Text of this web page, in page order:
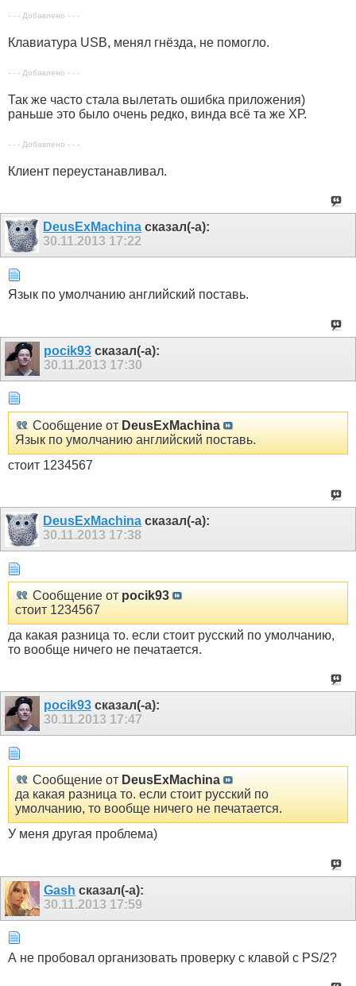
- - - Добавлено - - -
Клавиатура USB, менял гнёзда, не помогло.
- - - Добавлено - - -
Так же часто стала вылетать ошибка приложения)
раньше это было очень редко, винда всё та же ХР.
- - - Добавлено - - -
Клиент переустанавливал.
DeusExMachina сказал(-а):
30.11.2013 17:22
Язык по умолчанию английский поставь.
pocik93 сказал(-а):
30.11.2013 17:30
Сообщение от DeusExMachina
Язык по умолчанию английский поставь.
стоит 1234567
DeusExMachina сказал(-а):
30.11.2013 17:38
Сообщение от pocik93
стоит 1234567
да какая разница то. если стоит русский по умолчанию,
то вообще ничего не печатается.
pocik93 сказал(-а):
30.11.2013 17:47
Сообщение от DeusExMachina
да какая разница то. если стоит русский по
умолчанию, то вообще ничего не печатается.
У меня другая проблема)
Gash сказал(-а):
30.11.2013 17:59
А не пробовал организовать проверку с клавой с PS/2?